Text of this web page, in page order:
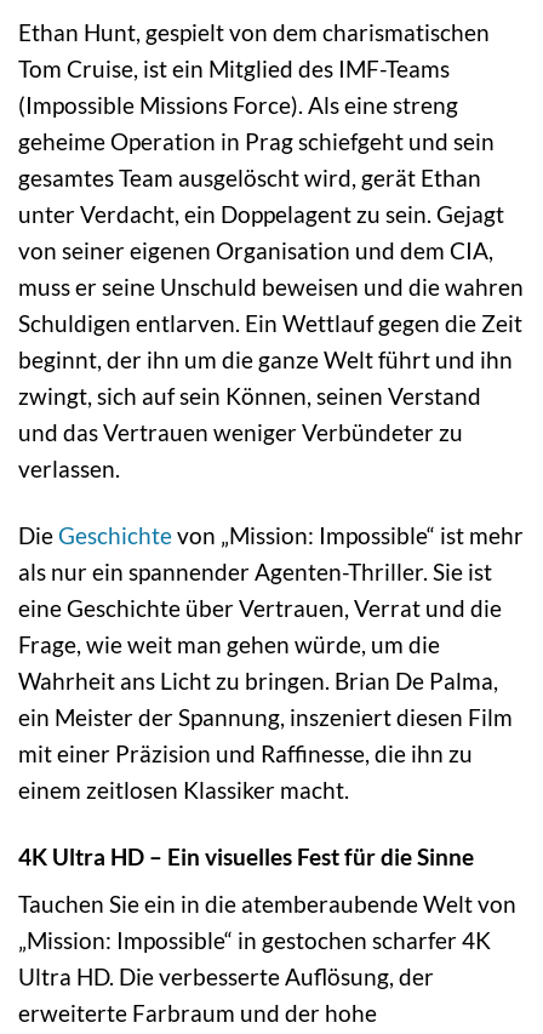
Ethan Hunt, gespielt von dem charismatischen
Tom Cruise, ist ein Mitglied des IMF-Teams
(Impossible Missions Force). Als eine streng
geheime Operation in Prag schiefgeht und sein
gesamtes Team ausgelöscht wird, gerät Ethan
unter Verdacht, ein Doppelagent zu sein. Gejagt
von seiner eigenen Organisation und dem CIA,
muss er seine Unschuld beweisen und die wahren
Schuldigen entlarven. Ein Wettlauf gegen die Zeit
beginnt, der ihn um die ganze Welt führt und ihn
zwingt, sich auf sein Können, seinen Verstand
und das Vertrauen weniger Verbündeter zu
verlassen.
DieGeschichtevon „Mission: Impossible“ ist mehr
als nur ein spannender Agenten-Thriller. Sie ist
eine Geschichte über Vertrauen, Verrat und die
Frage, wie weit man gehen würde, um die
Wahrheit ans Licht zu bringen. Brian De Palma,
ein Meister der Spannung, inszeniert diesen Film
mit einer Präzision und Raffinesse, die ihn zu
einem zeitlosen Klassiker macht.
4K Ultra HD – Ein visuelles Fest für die Sinne
Tauchen Sie ein in die atemberaubende Welt von
„Mission: Impossible“ in gestochen scharfer 4K
Ultra HD. Die verbesserte Auflösung, der
erweiterte Farbraum und der hohe